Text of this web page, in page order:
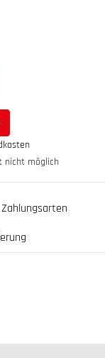
nicht möglich
Zahlungsarten